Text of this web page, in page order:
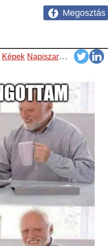
Megosztás
Képek Napiszar Vicces